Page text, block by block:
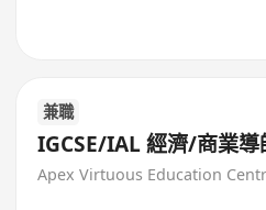
兼職
IGCSE/IAL 經濟/商業導
Apex Virtuous Education